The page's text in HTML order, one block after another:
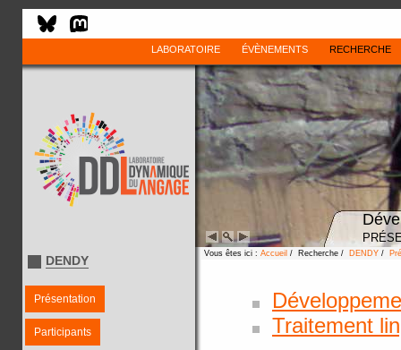
LABORATOIRE ÉVÈNEMENTS RECHERCHE
DENDY
Présentation
Participants
Vous êtes ici : Accueil / Recherche / DENDY /
Traitement